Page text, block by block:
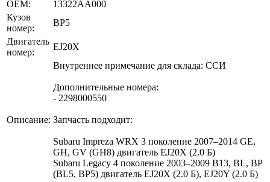
OEM:
13322AA000
Кузов
номер:
BP5
Двигатель
номер:
EJ20X
Описание:
Внутреннее примечание для склада: ССИ
Дополнительные номера:
- 2298000550
Запчасть подходит:
Subaru Impreza WRX 3 поколение 2007–2014 GE,
GH, GV (GH8) двигатель EJ20X (2.0 Б)
Subaru Legacy 4 поколение 2003–2009 B13, BL, BP
(BL5, BP5) двигатель EJ20X (2.0 Б), EJ20Y (2.0 Б)